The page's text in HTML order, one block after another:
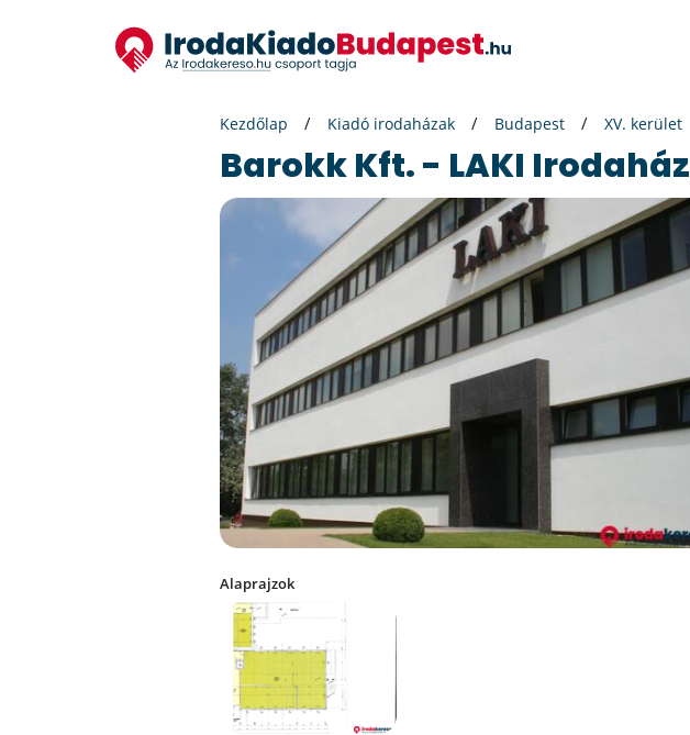
Kezdőlap Kiadó irodaházak Budapest XV. kerület
Barokk Kft. - LAKI Irodaház
Alaprajzok